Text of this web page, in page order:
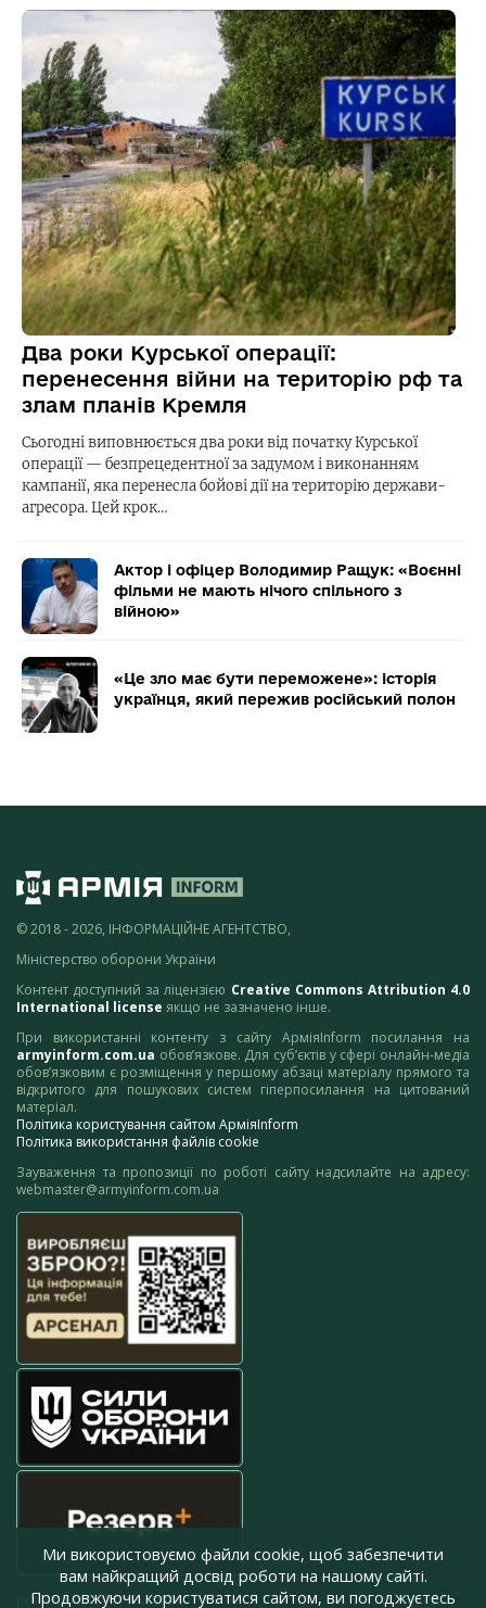
Два роки Курської операції:
перенесення війни на територію рф та
злам планів Кремля
Сьогодні виповнюється два роки від початку Курської
операції — безпрецедентної за задумом і виконанням
кампанії, яка перенесла бойові дії на територію держави-
агресора. Цей крок…
Актор і офіцер Володимир Ращук: «Воєнні
фільми не мають нічого спільного з
війною»
«Це зло має бути переможене»: історія
українця, який пережив російський полон
© 2018 - 2026, ІНФОРМАЦІЙНЕ АГЕНТСТВО,
Міністерство оборони України
Контент доступний за ліцензією Creative Commons Attribution 4.0
International license якщо не зазначено інше.
При використанні контенту з сайту АрміяInform посилання на
armyinform.com.ua обов’язкове. Для суб’єктів у сфері онлайн-медіа
обов’язковим є розміщення у першому абзаці матеріалу прямого та
відкритого для пошукових систем гіперпосилання на цитований
матеріал.
Політика користування сайтом АрміяInform
Політика використання файлів cookie
Зауваження та пропозиції по роботі сайту надсилайте на адресу:
webmaster@armyinform.com.ua
press@armyinform.com.ua
Ми використовуємо файли cookie, щоб забезпечити
вам найкращий досвід роботи на нашому сайті.
Продовжуючи користуватися сайтом, ви погоджуєтесь